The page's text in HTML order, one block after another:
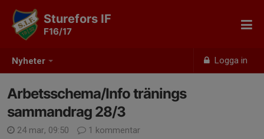
Nyheter Logga in
Sturefors IF
F16/17
Arbetsschema/Info tränings
sammandrag 28/3
24 mar, 09:50
1 kommentar